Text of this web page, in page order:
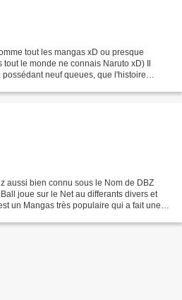
tout les mangas xD ou presque
le monde ne connais Naruto xD) Il
neuf queues, que l'histoire
aussi bien connu sous le Nom de DBZ
joue sur le Net au differants divers et
un Mangas très populaire qui a fait une